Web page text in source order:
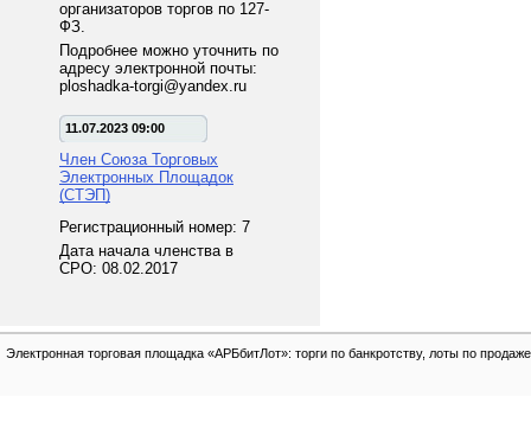
организаторов торгов по 127-
ФЗ.
Подробнее можно уточнить по
адресу электронной почты:
ploshadka-torgi@yandex.ru
11.07.2023 09:00
Член Союза Торговых
Электронных Площадок
(СТЭП)
Регистрационный номер: 7
Дата начала членства в
СРО: 08.02.2017
Электронная торговая площадка «АРБбитЛот»: торги по банкротству, лоты по